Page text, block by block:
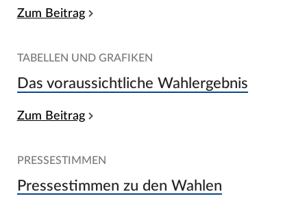
Zum Beitrag
TABELLEN UND GRAFIKEN
Das voraussichtliche Wahlergebnis
Zum Beitrag
PRESSESTIMMEN
Pressestimmen zu den Wahlen